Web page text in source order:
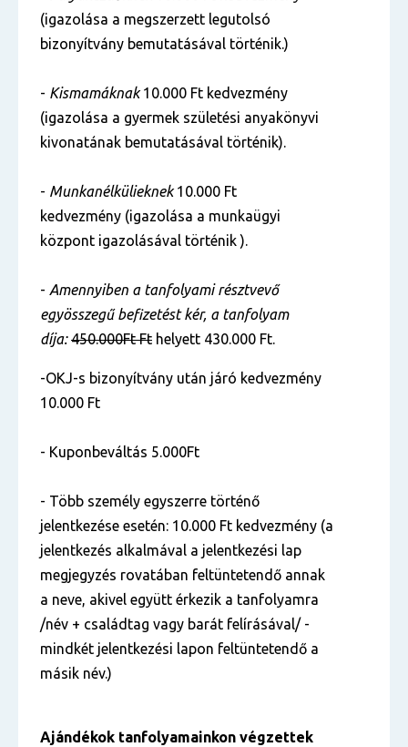
(igazolása a megszerzett legutolsó
bizonyítvány bemutatásával történik.)
- Kismamáknak10.000 Ft kedvezmény
(igazolása a gyermek születési anyakönyvi
kivonatának bemutatásával történik).
- Munkanélkülieknek10.000 Ft
kedvezmény (igazolása a munkaügyi
központ igazolásával történik ).
- Amennyiben a tanfolyami résztvevő
egyösszegű befizetést kér, a tanfolyam
díja: 450.000Ft Ft helyett 430.000 Ft.
-OKJ-s bizonyítvány után járó kedvezmény
10.000 Ft
- Kuponbeváltás 5.000Ft
- Több személy egyszerre történő
jelentkezése esetén: 10.000 Ft kedvezmény (a
jelentkezés alkalmával a jelentkezési lap
megjegyzés rovatában feltüntetendő annak
a neve, akivel együtt érkezik a tanfolyamra
/név + családtag vagy barát felírásával/ -
mindkét jelentkezési lapon feltüntetendő a
másik név.)
Ajándékok tanfolyamainkon végzettek